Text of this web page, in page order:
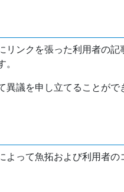
リンクを張った利用者の
。
異議を申し立てることが
よって魚拓および利用者の